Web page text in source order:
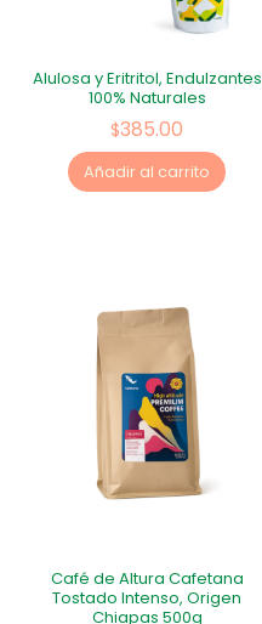
Alulosa y Eritritol, Endulzantes
100% Naturales
$385.00
Añadir al carrito
Café de Altura Cafetana
Tostado Intenso, Origen
Chiapas 500g